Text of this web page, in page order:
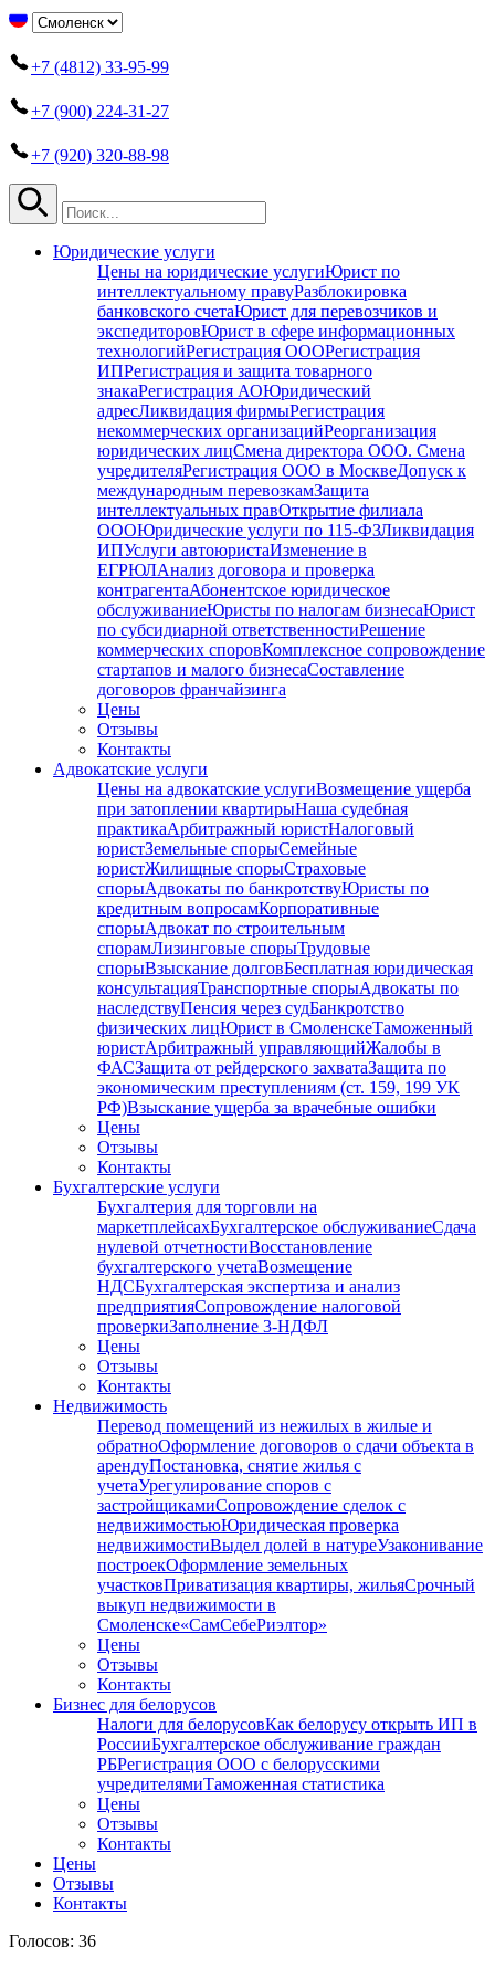
+7 (4812) 33-95-99
+7 (900) 224-31-27
+7 (920) 320-88-98
Юридические услуги
Цены на юридические услугиЮрист по
интеллектуальному правуРазблокировка
банковского счетаЮрист для перевозчиков и
экспедиторовЮрист в сфере информационных
технологийРегистрация ОООРегистрация
ИПРегистрация и защита товарного
знакаРегистрация АОЮридический
адресЛиквидация фирмыРегистрация
некоммерческих организацийРеорганизация
юридических лицСмена директора ООО. Смена
учредителяРегистрация ООО в МосквеДопуск к
международным перевозкамЗащита
интеллектуальных правОткрытие филиала
ОООЮридические услуги по 115-ФЗЛиквидация
ИПУслуги автоюристаИзменение в
ЕГРЮЛАнализ договора и проверка
контрагентаАбонентское юридическое
обслуживаниеЮристы по налогам бизнесаЮрист
по субсидиарной ответственностиРешение
коммерческих споровКомплексное сопровождение
стартапов и малого бизнесаСоставление
договоров франчайзинга
Цены
Отзывы
Контакты
Адвокатские услуги
Цены на адвокатские услугиВозмещение ущерба
при затоплении квартирыНаша судебная
практикаАрбитражный юристНалоговый
юристЗемельные спорыСемейные
юристЖилищные спорыСтраховые
спорыАдвокаты по банкротствуЮристы по
кредитным вопросамКорпоративные
спорыАдвокат по строительным
спорамЛизинговые спорыТрудовые
спорыВзыскание долговБесплатная юридическая
консультацияТранспортные спорыАдвокаты по
наследствуПенсия через судБанкротство
физических лицЮрист в СмоленскеТаможенный
юристАрбитражный управляющийЖалобы в
ФАСЗащита от рейдерского захватаЗащита по
экономическим преступлениям (ст. 159, 199 УК
РФ)Взыскание ущерба за врачебные ошибки
Цены
Отзывы
Контакты
Бухгалтерские услуги
Бухгалтерия для торговли на
маркетплейсахБухгалтерское обслуживаниеСдача
нулевой отчетностиВосстановление
бухгалтерского учетаВозмещение
НДСБухгалтерская экспертиза и анализ
предприятияСопровождение налоговой
проверкиЗаполнение 3-НДФЛ
Цены
Отзывы
Контакты
Недвижимость
Перевод помещений из нежилых в жилые и
обратноОформление договоров о сдачи объекта в
арендуПостановка, снятие жилья с
учетаУрегулирование споров с
застройщикамиСопровождение сделок с
недвижимостьюЮридическая проверка
недвижимостиВыдел долей в натуреУзаконивание
построекОформление земельных
участковПриватизация квартиры, жильяСрочный
выкуп недвижимости в
Cмоленске«СамСебеРиэлтор»
Цены
Отзывы
Контакты
Бизнес для белорусов
Налоги для белорусовКак белорусу открыть ИП в
РоссииБухгалтерское обслуживание граждан
РБРегистрация ООО с белорусскими
учредителямиТаможенная статистика
Цены
Отзывы
Контакты
Цены
Отзывы
Контакты
Голосов: 36